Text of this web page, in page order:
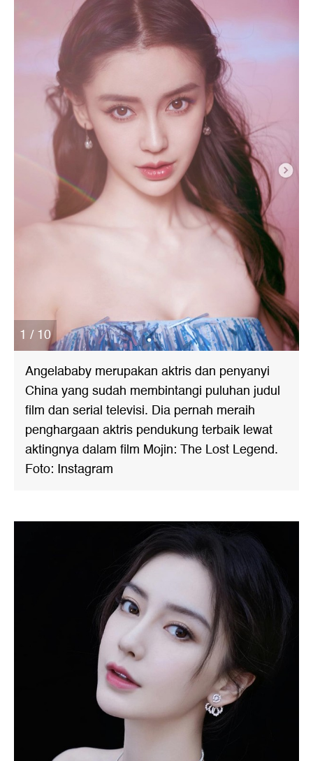
1 / 10
Angelababy merupakan aktris dan penyanyi
China yang sudah membintangi puluhan judul
film dan serial televisi. Dia pernah meraih
penghargaan aktris pendukung terbaik lewat
aktingnya dalam film Mojin: The Lost Legend.
Foto: Instagram